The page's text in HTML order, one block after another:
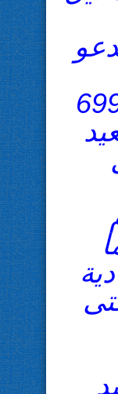
15/5 تدعو
الذكرى 699